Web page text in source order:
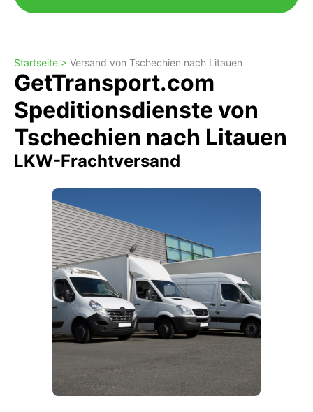
Startseite > Versand von Tschechien nach Litauen
GetTransport.com
Speditionsdienste von
Tschechien nach Litauen
LKW-Frachtversand